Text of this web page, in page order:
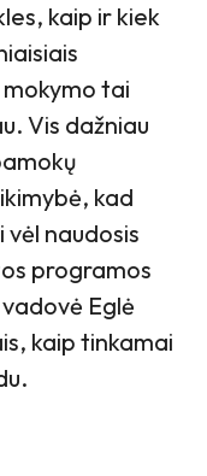
kaip ir kiek
tai
Vis dažniau
kad
vėl naudosis
programos
Eglė
kaip tinkamai